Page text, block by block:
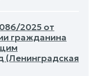
2025 от
гражданина
(Ленинградская